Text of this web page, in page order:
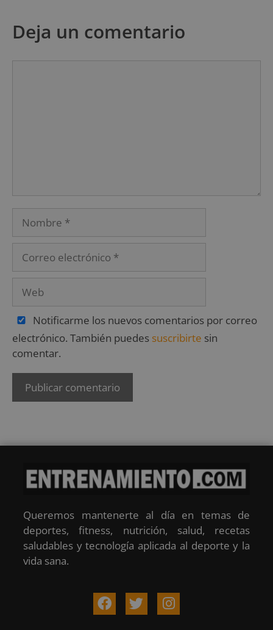
Deja un comentario
Notificarme los nuevos comentarios por correo
electrónico. También puedes suscribirte sin
comentar.
Queremos mantenerte al día en temas de
deportes, fitness, nutrición, salud, recetas
saludables y tecnología aplicada al deporte y la
vida sana.